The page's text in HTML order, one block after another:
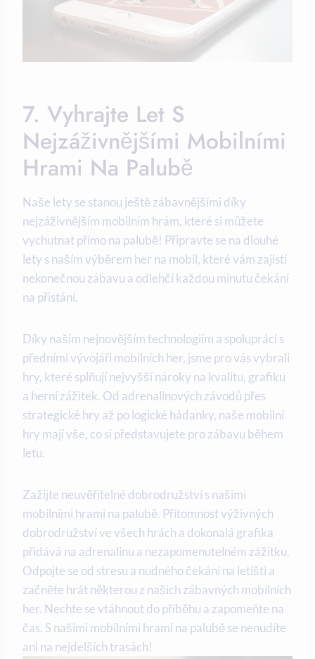
7. Vyhrajte Let S
Nejzáživnějšími Mobilními
Hrami Na Palubě
Naše lety se stanou ještě zábavnějšími díky
nejzáživnějším mobilním hrám, které si můžete
vychutnat přímo na palubě! Připravte se na dlouhé
lety s naším výběrem her na mobil, které vám zajistí
nekonečnou zábavu a odlehčí každou minutu čekání
na přistání.
Díky našim nejnovějším technologiím a spolupráci s
předními vývojáři mobilních her, jsme pro vás vybrali
hry, které splňují nejvyšší nároky na kvalitu, grafiku
a herní zážitek. Od adrenalinových závodů přes
strategické hry až po logické hádanky, naše mobilní
hry mají vše, co si představujete pro zábavu během
letu.
Zažijte neuvěřitelné dobrodružství s našimi
mobilními hrami na palubě. Přítomnost výživných
dobrodružství ve všech hrách a dokonalá grafika
přidává na adrenalinu a nezapomenutelném zážitku.
Odpojte se od stresu a nudného čekání na letišti a
začněte hrát některou z našich zábavných mobilních
her. Nechte se vtáhnout do příběhu a zapomeňte na
čas. S našimi mobilními hrami na palubě se nenudíte
ani na nejdelších trasách!